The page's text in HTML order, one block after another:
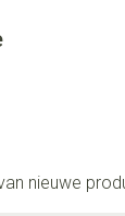
nieuwe